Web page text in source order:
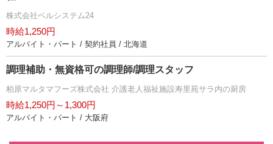
株式会社ベルシステム24
時給1,250円
アルバイト・パート / 契約社員 / 北海道
調理補助・無資格可の調理師/調理スタッフ
柏原マルタマフーズ株式会社 介護老人福祉施設寿里苑サラ内の厨房
時給1,250円～1,300円
アルバイト・パート / 大阪府